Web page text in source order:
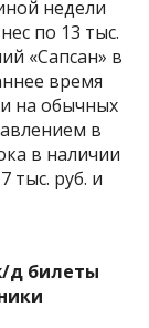
недели
по 13 тыс.
«Сапсан» в
время
на обычных
в
в наличии
тыс. руб. и